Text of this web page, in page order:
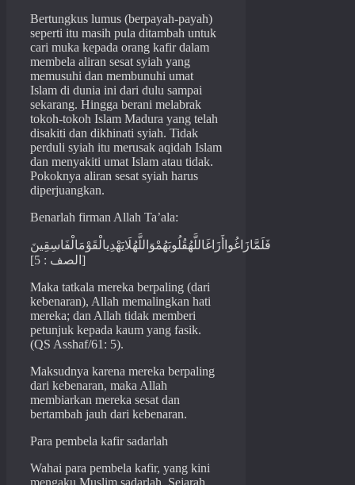
Bertungkus lumus (berpayah-payah)
seperti itu masih pula ditambah untuk
cari muka kepada orang kafir dalam
membela aliran sesat syiah yang
memusuhi dan membunuhi umat
Islam di dunia ini dari dulu sampai
sekarang. Hingga berani melabrak
tokoh-tokoh Islam Madura yang telah
disakiti dan dikhinati syiah. Tidak
perduli syiah itu merusak aqidah Islam
dan menyakiti umat Islam atau tidak.
Pokoknya aliran sesat syiah harus
diperjuangkan.
Benarlah firman Allah Ta’ala:
فَلَمَّازَاغُواأَزَاغَاللَّهُقُلُوبَهُمْوَاللَّهُلَايَهْدِيالْقَوْمَالْفَاسِقِينَ
[الصف : 5]
Maka tatkala mereka berpaling (dari
kebenaran), Allah memalingkan hati
mereka; dan Allah tidak memberi
petunjuk kepada kaum yang fasik.
(QS Asshaf/61: 5).
Maksudnya karena mereka berpaling
dari kebenaran, maka Allah
membiarkan mereka sesat dan
bertambah jauh dari kebenaran.
Para pembela kafir sadarlah
Wahai para pembela kafir, yang kini